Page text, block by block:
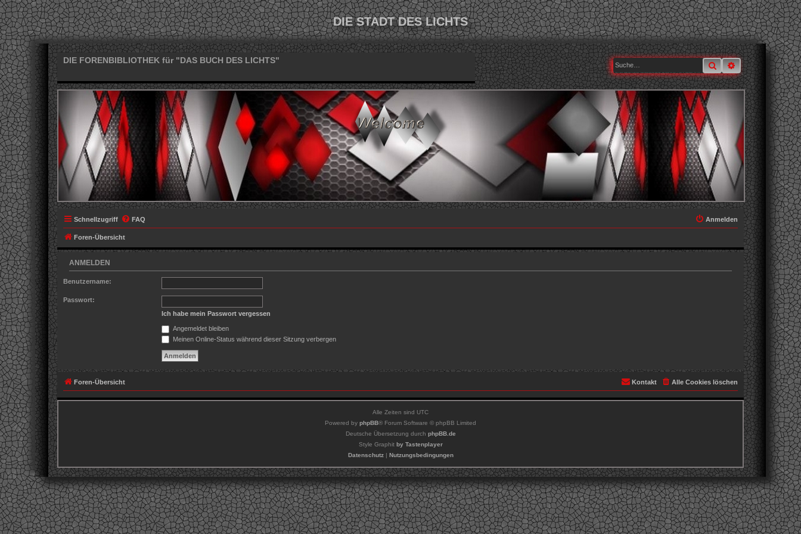
DIE STADT DES LICHTS
DIE FORENBIBLIOTHEK für "DAS BUCH DES LICHTS" SucheErweiterte Suche
Schnellzugriff FAQ Anmelden
Foren-Übersicht
ANMELDEN
Benutzername:
Passwort:
Ich habe mein Passwort vergessen
Angemeldet bleiben
Meinen Online-Status während dieser Sitzung verbergen
Foren-Übersicht Alle Cookies löschen
Kontakt
Alle Zeiten sind UTC
Powered by phpBB® Forum Software © phpBB Limited
Deutsche Übersetzung durch phpBB.de
Style Graphit by Tastenplayer
Datenschutz| Nutzungsbedingungen